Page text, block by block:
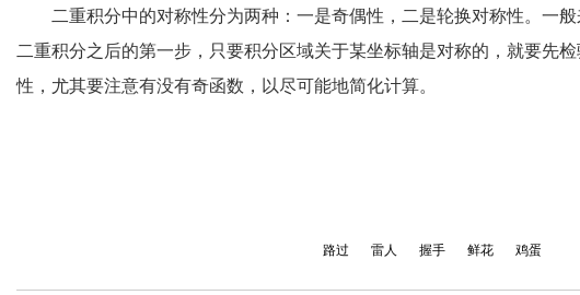
二重积分中的对称性分为两种：一是奇偶性，二是轮换对称性。一
二重积分之后的第一步，只要积分区域关于某坐标轴是对称的，就要先
性，尤其要注意有没有奇函数，以尽可能地简化计算。
路过 雷人 握手 鲜花 鸡蛋